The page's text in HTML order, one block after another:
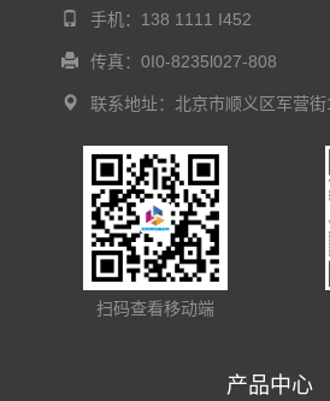
手机：138 1111 I452
传真：0I0-8235l027-808
联系地址：北京市顺义区军营
扫码查看移动端
产品中心